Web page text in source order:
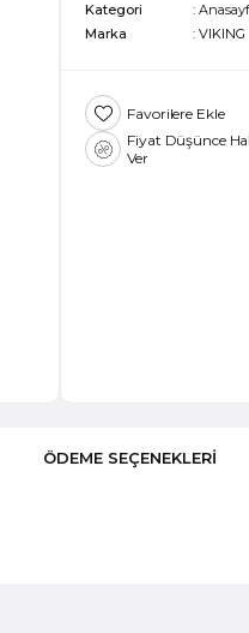
Kategori
:
Marka
: VIKING
Favorilere Ekle
Fiyat Düşünce
Ver
ÖDEME SEÇENEKLERI